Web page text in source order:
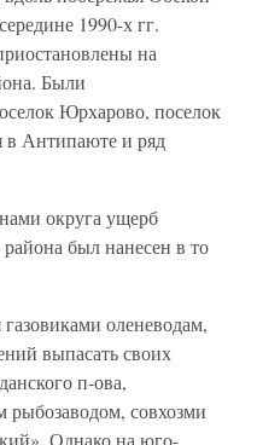
1990-х гг.
на
Были
Юрхарово, поселок
в Антипаюте и ряд
округа ущерб
был нанесен в то
оленеводам,
выпасать своих
п-ова,
совхозми
Однако на юго-